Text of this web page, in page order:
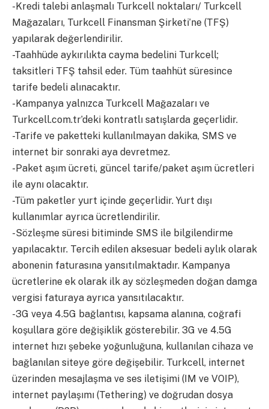
-Kredi talebi anlaşmalı Turkcell noktaları/ Turkcell
Mağazaları, Turkcell Finansman Şirketi’ne (TFŞ)
yapılarak değerlendirilir.
-Taahhüde aykırılıkta cayma bedelini Turkcell;
taksitleri TFŞ tahsil eder. Tüm taahhüt süresince
tarife bedeli alınacaktır.
-Kampanya yalnızca Turkcell Mağazaları ve
Turkcell.com.tr’deki kontratlı satışlarda geçerlidir.
-Tarife ve paketteki kullanılmayan dakika, SMS ve
internet bir sonraki aya devretmez.
-Paket aşım ücreti, güncel tarife/paket aşım ücretleri
ile aynı olacaktır.
-Tüm paketler yurt içinde geçerlidir. Yurt dışı
kullanımlar ayrıca ücretlendirilir.
-Sözleşme süresi bitiminde SMS ile bilgilendirme
yapılacaktır. Tercih edilen aksesuar bedeli aylık olarak
abonenin faturasına yansıtılmaktadır. Kampanya
ücretlerine ek olarak ilk ay sözleşmeden doğan damga
vergisi faturaya ayrıca yansıtılacaktır.
-3G veya 4.5G bağlantısı, kapsama alanına, coğrafi
koşullara göre değişiklik gösterebilir. 3G ve 4.5G
internet hızı şebeke yoğunluğuna, kullanılan cihaza ve
bağlanılan siteye göre değişebilir. Turkcell, internet
üzerinden mesajlaşma ve ses iletişimi (IM ve VOIP),
internet paylaşımı (Tethering) ve doğrudan dosya